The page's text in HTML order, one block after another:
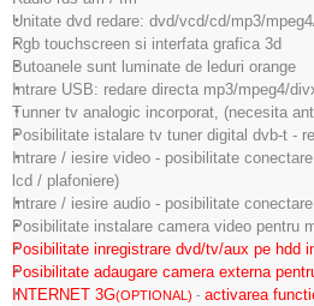
Unitate dvd redare: dvd/vcd/cd/mp3/
Rgb touchscreen si interfata grafica 3d
Butoanele sunt luminate de leduri orange
Intrare USB: redare directa mp3/mpeg4/
Tunner tv analogic incorporat, (necesita
Posibilitate istalare tv tuner digital dvb-t -
Intrare / iesire video - posibilitate
lcd / plafoniere)
Intrare / iesire audio - posibilitate
Posibilitate instalare camera video pentru
Posibilitate inregistrare dvd/tv/aux pe hdd
Posibilitate adaugare camera externa
INTERNET 3G(OPTIONAL) - activarea